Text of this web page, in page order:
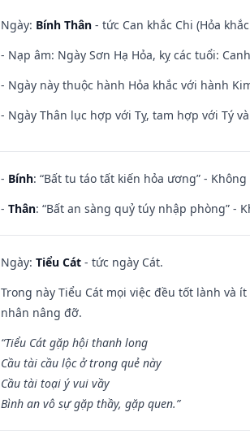
Ngày: Bính Thân - tức Can khắc Chi (Hỏa
- Nạp âm: Ngày Sơn Hạ Hỏa, kỵ các tuổi:
- Ngày này thuộc hành Hỏa khắc với hành
- Ngày Thân lục hợp với Tỵ, tam hợp với Tý
- Bính: “Bất tu táo tất kiến hỏa ương” -
- Thân: “Bất an sàng quỷ túy nhập phòng” -
Ngày: Tiểu Cát - tức ngày Cát.
Trong này Tiểu Cát mọi việc đều tốt lành
nhân nâng đỡ.
“Tiểu Cát gặp hội thanh long
Cầu tài cầu lộc ở trong quẻ này
Cầu tài toại ý vui vầy
Bình an vô sự gặp thầy, gặp quen.”